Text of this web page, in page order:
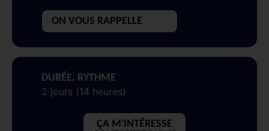
ON VOUS RAPPELLE
DURÉE, RYTHME
2 jours (14 heures)
ÇA M'INTÉRESSE